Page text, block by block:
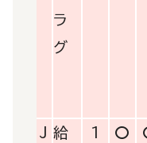
ラ
グ
J 給
1 〇